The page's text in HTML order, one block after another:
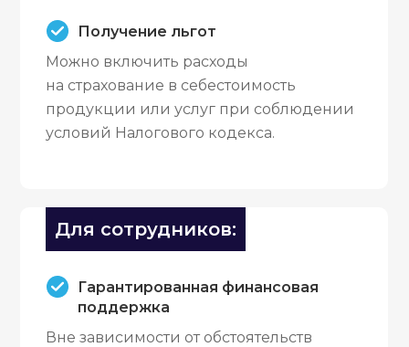
Получение льгот
Можно включить расходы
на страхование в себестоимость
продукции или услуг при соблюдении
условий Налогового кодекса.
Для сотрудников:
Гарантированная финансовая
поддержка
Вне зависимости от обстоятельств